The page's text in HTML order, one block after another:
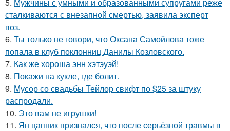
сталкиваются с внезапной смертью, заявила эксперт
воз.
6. Ты только не говори, что Оксана Самойлова тоже
попала в клуб поклонниц Данилы Козловского.
7. Как же хороша энн хэтэуэй!
8. Покажи на кукле, где болит.
9. Мусор со свадьбы Тейлор свифт по $25 за штуку
распродали.
10. Это вам не игрушки!
11. Ян цапник признался, что после серьёзной травмы в